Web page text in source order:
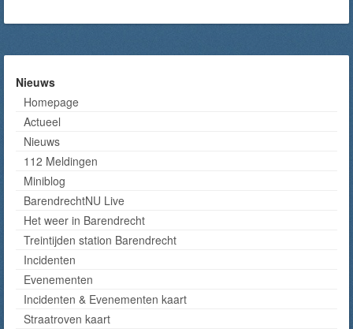
Nieuws
Homepage
Actueel
Nieuws
112 Meldingen
Miniblog
BarendrechtNU Live
Het weer in Barendrecht
Treintijden station Barendrecht
Incidenten
Evenementen
Incidenten & Evenementen kaart
Straatroven kaart